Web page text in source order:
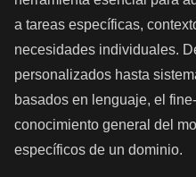
a tareas específicas,
necesidades individuales.
personalizados hasta
basados en lenguaje, el
conocimiento general del
específicos de un dominio.